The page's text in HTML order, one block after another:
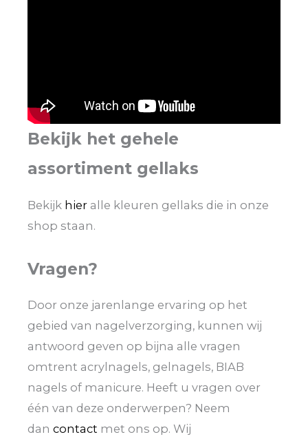
Bekijk het gehele
assortiment gellaks
Bekijk hier alle kleuren gellaks die in onze
shop staan.
Vragen?
Door onze jarenlange ervaring op het
gebied van nagelverzorging, kunnen wij
antwoord geven op bijna alle vragen
omtrent acrylnagels, gelnagels, BIAB
nagels of manicure. Heeft u vragen over
één van deze onderwerpen? Neem
dan contact met ons op. Wij